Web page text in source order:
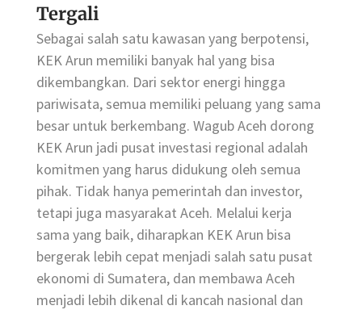
Tergali
Sebagai salah satu kawasan yang berpotensi,
KEK Arun memiliki banyak hal yang bisa
dikembangkan. Dari sektor energi hingga
pariwisata, semua memiliki peluang yang sama
besar untuk berkembang. Wagub Aceh dorong
KEK Arun jadi pusat investasi regional adalah
komitmen yang harus didukung oleh semua
pihak. Tidak hanya pemerintah dan investor,
tetapi juga masyarakat Aceh. Melalui kerja
sama yang baik, diharapkan KEK Arun bisa
bergerak lebih cepat menjadi salah satu pusat
ekonomi di Sumatera, dan membawa Aceh
menjadi lebih dikenal di kancah nasional dan